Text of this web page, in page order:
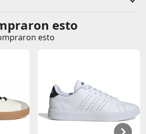
clientes
que compraron este producto
Sin calificaciones
aún no tiene calificaciones.
comentar y acumula Puntos.
esto
esto